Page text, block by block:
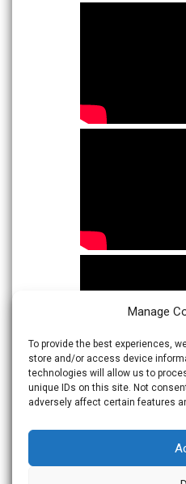
Manage
To provide the best experiences,
store and/or access device
technologies will allow us to
unique IDs on this site. Not
adversely affect certain features